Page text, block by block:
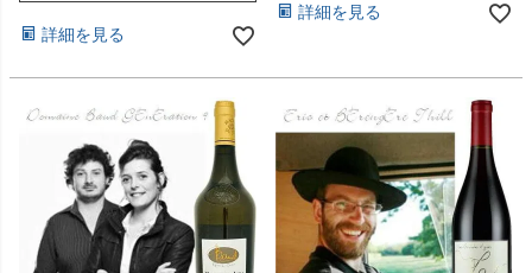
詳細を見る
詳細を見る